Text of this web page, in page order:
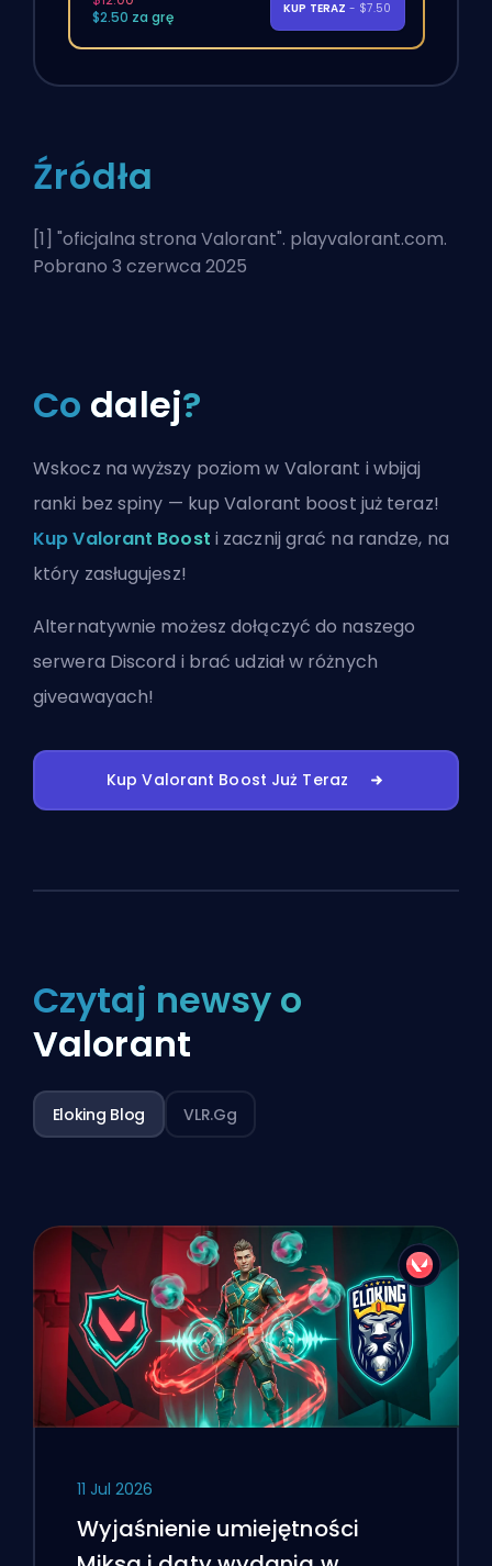
$2.50 za grę
KUP TERAZ - $7.50
Źródła
[1] "oficjalna strona Valorant". playvalorant.com.
Pobrano 3 czerwca 2025
Co dalej?
Wskocz na wyższy poziom w Valorant i wbijaj
ranki bez spiny — kup Valorant boost już teraz!
Kup Valorant Boost i zacznij grać na randze, na
który zasługujesz!
Alternatywnie możeszdołączyć do naszego
serwera Discord i brać udział w różnych
giveawayach!
Kup Valorant Boost Już Teraz
Czytaj newsy o
Valorant
Eloking Blog VLR.gg
11 Jul 2026
Wyjaśnienie umiejętności